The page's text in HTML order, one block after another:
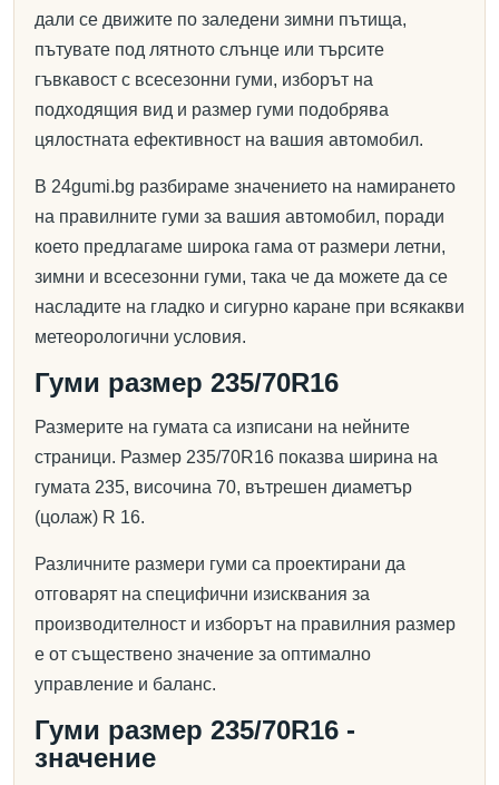
дали се движите по заледени зимни пътища,
пътувате под лятното слънце или търсите
гъвкавост с всесезонни гуми, изборът на
подходящия вид и размер гуми подобрява
цялостната ефективност на вашия автомобил.
В 24gumi.bg разбираме значението на намирането
на правилните гуми за вашия автомобил, поради
което предлагаме широка гама от размери летни,
зимни и всесезонни гуми, така че да можете да се
насладите на гладко и сигурно каране при всякакви
метеорологични условия.
Гуми размер 235/70R16
Размерите на гумата са изписани на нейните
страници. Размер 235/70R16 показва ширина на
гумата 235, височина 70, вътрешен диаметър
(цолаж) R 16.
Различните размери гуми са проектирани да
отговарят на специфични изисквания за
производителност и изборът на правилния размер
е от съществено значение за оптимално
управление и баланс.
Гуми размер 235/70R16 -
значение